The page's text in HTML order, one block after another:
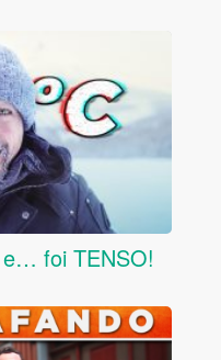
e… foi TENSO!